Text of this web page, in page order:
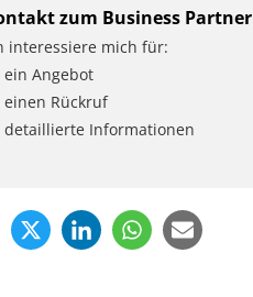
zum Business Partner
interessiere mich für:
ein Angebot
einen Rückruf
detaillierte Informationen